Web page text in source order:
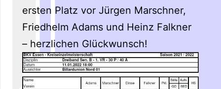
ersten Platz vor Jürgen Marschner,
Friedhelm Adams und Heinz Falkner
– herzlichen Glückwunsch!